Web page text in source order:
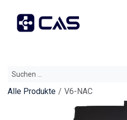
Alle Produkte V6-NAC